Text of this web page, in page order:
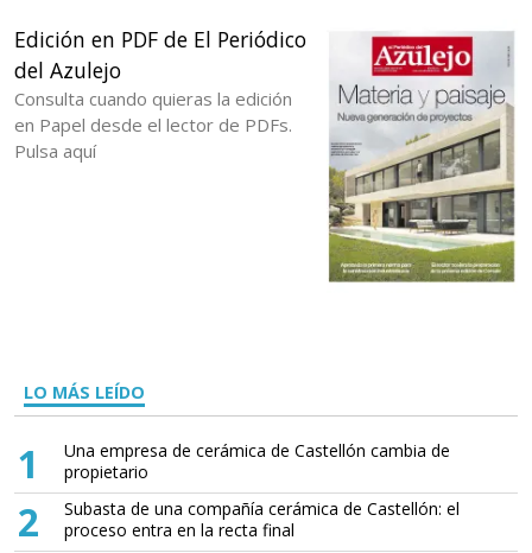
Edición en PDF de El Periódico
del Azulejo
Consulta cuando quieras la edición
en Papel desde el lector de PDFs.
Pulsa aquí
LO MÁS LEÍDO
1
Una empresa de cerámica de Castellón cambia de
propietario
2
Subasta de una compañía cerámica de Castellón: el
proceso entra en la recta final